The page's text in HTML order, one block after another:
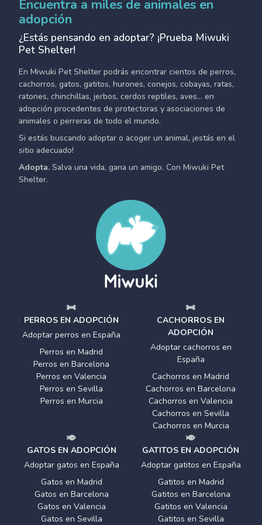
Encuentra a miles de animales en
adopción
¿Estás pensando en adoptar? ¡Prueba Miwuki
Pet Shelter!
En Miwuki Pet Shelter podrás encontrar cientos de perros,
cachorros, gatos, gatitos, hurones, conejos, cobayas, ratas,
ratones, chinchillas, jerbos, cerdos reptiles, aves... en
adopción procedentes de protectoras y asociaciones de
animales o perreras de todo el mundo.
Si estás buscando adoptar o acoger un animal, ¡estás en el
sitio adecuado!
Adopta. Salva una vida, gana un amigo. Con Miwuki Pet
Shelter.
PERROS EN ADOPCIÓN
Adoptar perros en España
Perros en Madrid
Perros en Barcelona
Perros en Valencia
Perros en Sevilla
Perros en Murcia
CACHORROS EN
ADOPCIÓN
Adoptar cachorros en
España
Cachorros en Madrid
Cachorros en Barcelona
Cachorros en Valencia
Cachorros en Sevilla
Cachorros en Murcia
GATOS EN ADOPCIÓN
Adoptar gatos en España
Gatos en Madrid
Gatos en Barcelona
Gatos en Valencia
Gatos en Sevilla
GATITOS EN ADOPCIÓN
Adoptar gatitos en España
Gatitos en Madrid
Gatitos en Barcelona
Gatitos en Valencia
Gatitos en Sevilla